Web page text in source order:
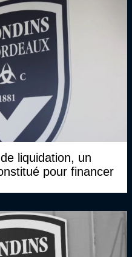
liquidation, un
pour financer